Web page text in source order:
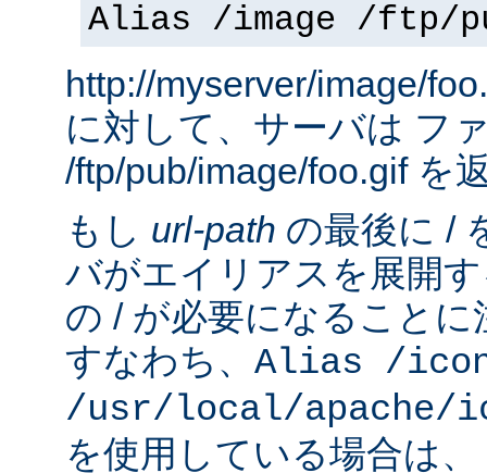
Alias /image /ftp/
http://myserver/image/
に対して、サーバは フ
/ftp/pub/image/foo.gif を
もし url-path の最後に /
バがエイリアスを展開
の / が必要になること
すなわち、 Alias /
/usr/local/apache/
を使用している場合は、